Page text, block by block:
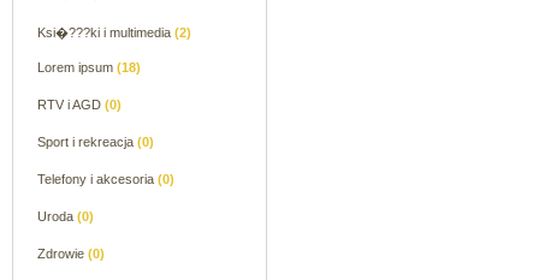
Ksi�???ki i multimedia (2)
Lorem ipsum (18)
RTV i AGD (0)
Sport i rekreacja (0)
Telefony i akcesoria (0)
Uroda (0)
Zdrowie (0)